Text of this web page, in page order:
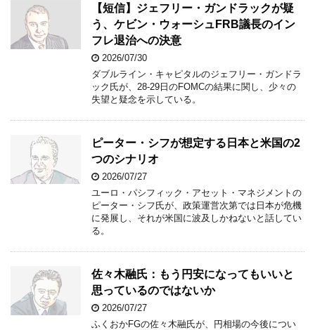
【短信】ジェフリー・ガンドラックが疑
う、ケビン・ウォーシュFRB議長のイン
フレ退治への決意
2026/07/30
ダブルライン・キャピタルのジェフリー・ガンドラ
ック氏が、28-29日のFOMCの結果に関し、少々の
失望と疑念を示している。
ピーター・シフが想定する日本と米国の2
つのシナリオ
2026/07/27
ユーロ・パシフィック・アセット・マネジメントの
ピーター・シフ氏が、政策運営次第では日本が危機
に発展し、それが米国に波及しかねないと話してい
る。
佐々木融氏：もう円安になってもいいと
思っているのではないか
2026/07/27
ふくおかFGの佐々木融氏が、円相場の今後につい